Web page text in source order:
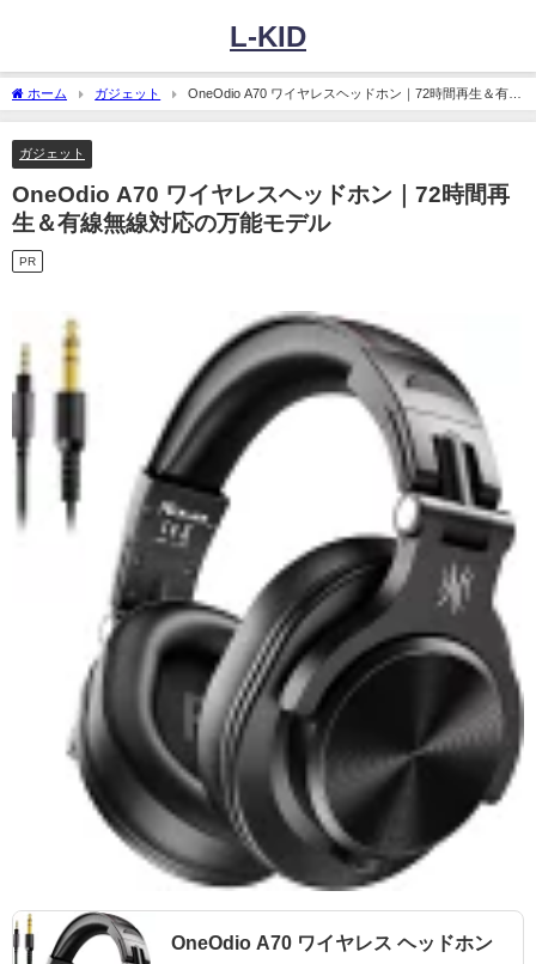
L-KID
ホーム ガジェット
OneOdio A70 ワイヤレスヘッドホン｜72時間再生＆有線
無線対応の万能モデル
ガジェット
OneOdio A70 ワイヤレスヘッドホン｜72時間再
生＆有線無線対応の万能モデル
PR
OneOdio A70 ワイヤレス ヘッドホン